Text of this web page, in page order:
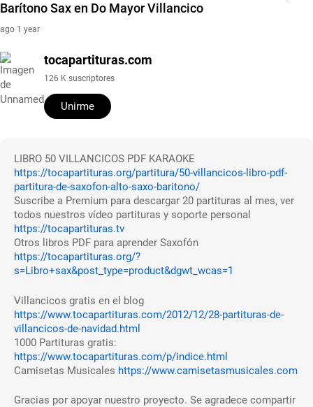
Barítono Sax en Do Mayor Villancico
ago 1 year
tocapartituras.com
126 K suscriptores
Unirme
LIBRO 50 VILLANCICOS PDF KARAOKE
https://tocapartituras.org/partitura/50-villancicos-libro-pdf-
partitura-de-saxofon-alto-saxo-baritono/
Suscribe a Premium para descargar 20 partituras al mes, ver
todos nuestros vídeo partituras y soporte personal
https://tocapartituras.tv
Otros libros PDF para aprender Saxofón
https://tocapartituras.org/?
s=Libro+sax&post_type=product&dgwt_wcas=1
Villancicos gratis en el blog
https://www.tocapartituras.com/2012/12/28-partituras-de-
villancicos-de-navidad.html
1000 Partituras gratis:
https://www.tocapartituras.com/p/indice.html
Camisetas Musicales https://www.camisetasmusicales.com
Gracias por apoyar nuestro proyecto. Se agradece compartir